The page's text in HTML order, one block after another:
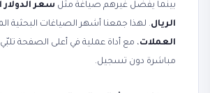
بينما يفضّل غيرهم صياغة مثل سعر الدولار
الريال. لهذا جمعنا أشهر الصياغات البحثية
العملات، مع أداة عملية في أعلى الصفحة
مباشرة دون تسجيل.